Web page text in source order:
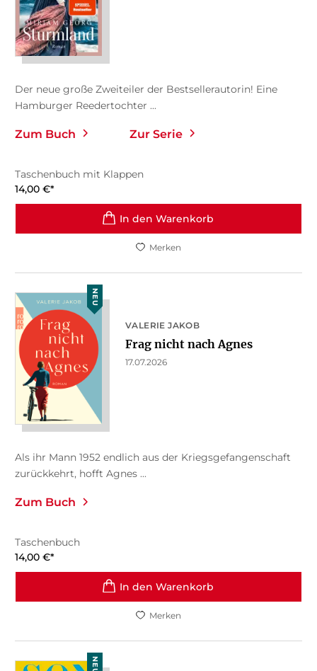
Der neue große Zweiteiler der Bestsellerautorin! Eine
Hamburger Reedertochter ...
Zum Buch Zur Serie
Taschenbuch mit Klappen
14,00 €*
In den Warenkorb
Merken
NEU
VALERIE JAKOB
Frag nicht nach Agnes
17.07.2026
Als ihr Mann 1952 endlich aus der Kriegsgefangenschaft
zurückkehrt, hofft Agnes ...
Zum Buch
Taschenbuch
14,00 €*
In den Warenkorb
Merken
NEU